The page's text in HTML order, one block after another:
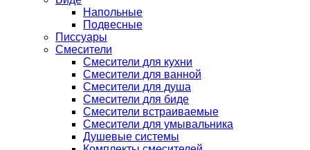
Напольные
Подвесные
Писсуары
Смесители
Смесители для кухни
Смесители для ванной
Смесители для душа
Смесители для биде
Смесители встраиваемые
Смесители для умывальника
Душевые системы